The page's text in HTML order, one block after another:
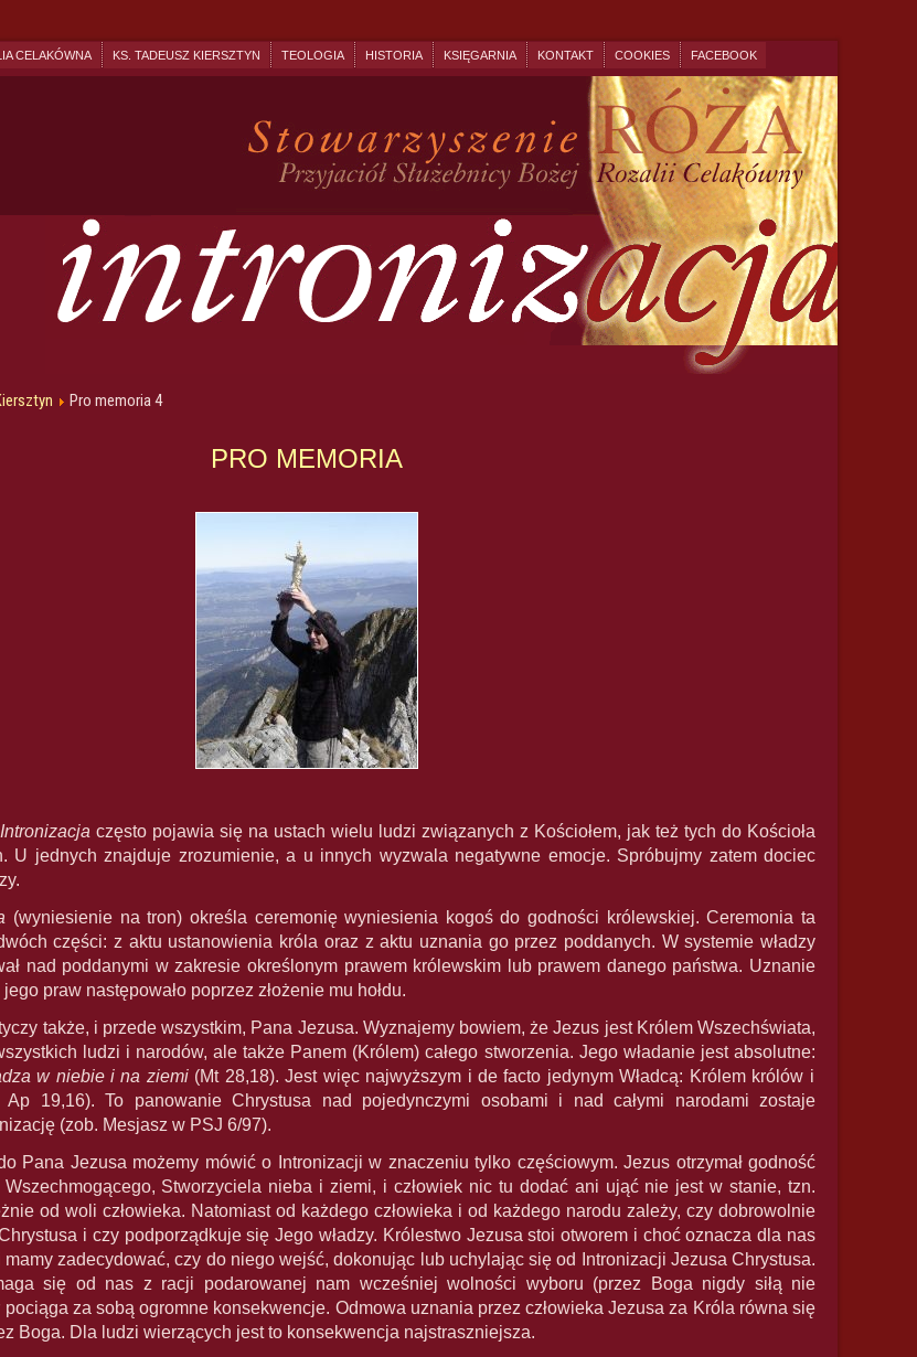
CELAKÓWNA KS. TADEUSZ KIERSZTYN TEOLOGIA HISTORIA KSIĘGARNIA KONTAKT COOKIES FACEBOOK
Pro memoria 4
PRO MEMORIA
Intronizacja często pojawia się na ustach wielu ludzi związanych z Kościołem, jak też tych do Kościoła
U jednych znajduje zrozumienie, a u innych wyzwala negatywne emocje. Spróbujmy zatem dociec
(wyniesienie na tron) określa ceremonię wyniesienia kogoś do godności królewskiej. Ceremonia ta
części: z aktu ustanowienia króla oraz z aktu uznania go przez poddanych. W systemie władzy
nad poddanymi w zakresie określonym prawem królewskim lub prawem danego państwa. Uznanie
praw następowało poprzez złożenie mu hołdu.
także, i przede wszystkim, Pana Jezusa. Wyznajemy bowiem, że Jezus jest Królem Wszechświata,
ludzi i narodów, ale także Panem (Królem) całego stworzenia. Jego władanie jest absolutne:
w niebie i na ziemi(Mt 28,18). Jest więc najwyższym i de facto jedynym Władcą: Królem królów i
Ap 19,16). To panowanie Chrystusa nad pojedynczymi osobami i nad całymi narodami zostaje
(zob. Mesjasz w PSJ 6/97).
Pana Jezusa możemy mówić o Intronizacji w znaczeniu tylko częściowym. Jezus otrzymał godność
Stworzyciela nieba i ziemi, i człowiek nic tu dodać ani ująć nie jest w stanie, tzn.
od woli człowieka. Natomiast od każdego człowieka i od każdego narodu zależy, czy dobrowolnie
i czy podporządkuje się Jego władzy. Królestwo Jezusa stoi otworem i choć oznacza dla nas
zadecydować, czy do niego wejść, dokonując lub uchylając się od Intronizacji Jezusa Chrystusa.
się od nas z racji podarowanej nam wcześniej wolności wyboru (przez Boga nigdy siłą nie
pociąga za sobą ogromne konsekwencje. Odmowa uznania przez człowieka Jezusa za Króla równa się
Boga. Dla ludzi wierzących jest to konsekwencja najstraszniejsza.